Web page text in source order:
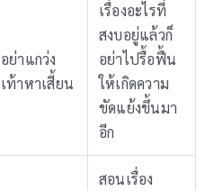
อย่าแกว่ง
เท้าหาเสี้ยน
เรื่องอะไรที่
สงบอยู่แล้วก็
อย่าไปรื้อฟื้น
ให้เกิดความ
ขัดแย้งขึ้นมา
อีก
สอนเรื่อง